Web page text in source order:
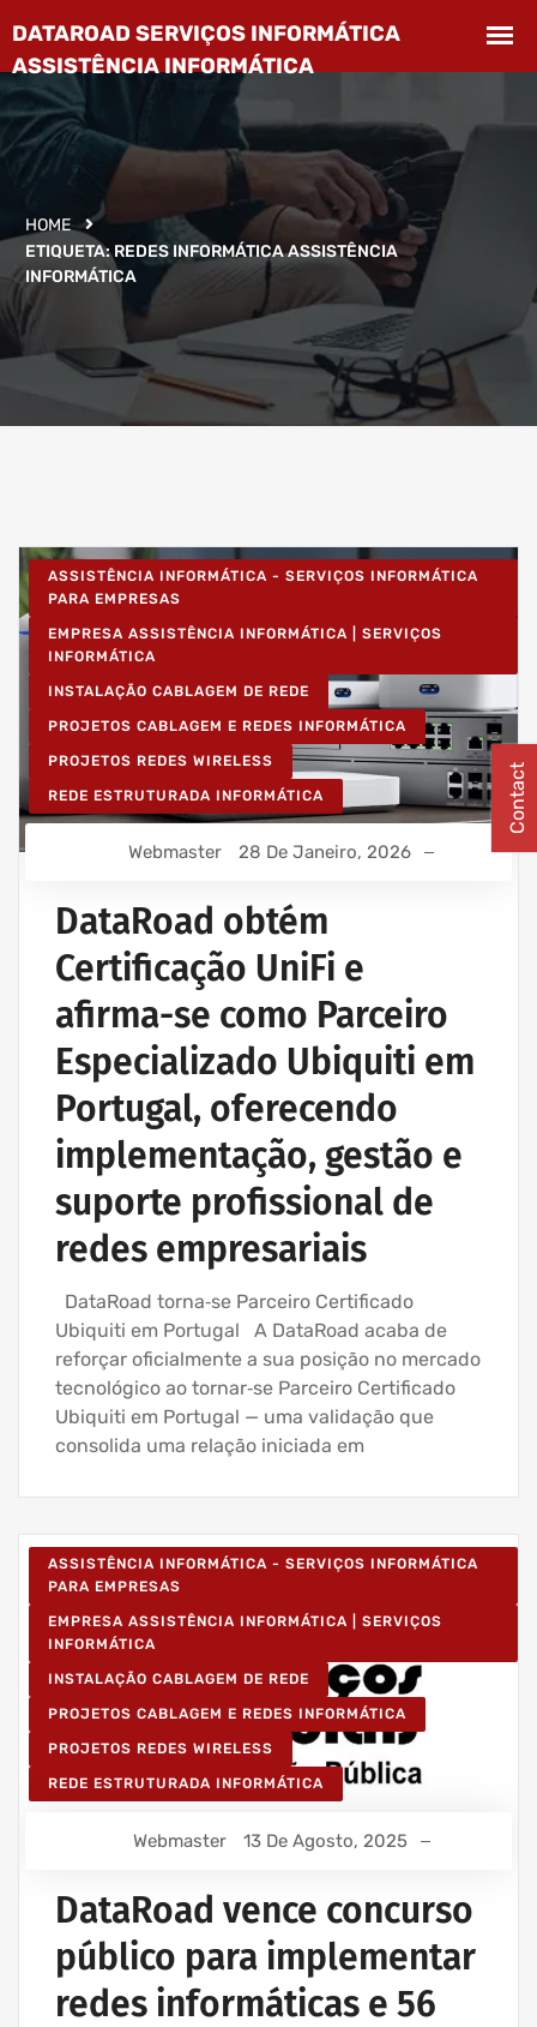
HOME
ETIQUETA:REDES INFORMÁTICA ASSISTÊNCIA
INFORMÁTICA
ASSISTÊNCIA INFORMÁTICA - SERVIÇOS INFORMÁTICA
PARA EMPRESAS
EMPRESA ASSISTÊNCIA INFORMÁTICA | SERVIÇOS
INFORMÁTICA
INSTALAÇÃO CABLAGEM DE REDE
PROJETOS CABLAGEM E REDES INFORMÁTICA
PROJETOS REDES WIRELESS
REDE ESTRUTURADA INFORMÁTICA
Webmaster 28 De Janeiro, 2026
DataRoad obtém
Certificação UniFi e
afirma-se como Parceiro
Especializado Ubiquiti em
Portugal, oferecendo
implementação, gestão e
suporte profissional de
redes empresariais
DataRoad torna‑se Parceiro Certificado
Ubiquiti em Portugal A DataRoad acaba de
reforçar oficialmente a sua posição no mercado
tecnológico ao tornar‑se Parceiro Certificado
Ubiquiti em Portugal — uma validação que
consolida uma relação iniciada em
ASSISTÊNCIA INFORMÁTICA - SERVIÇOS INFORMÁTICA
PARA EMPRESAS
EMPRESA ASSISTÊNCIA INFORMÁTICA | SERVIÇOS
INFORMÁTICA
INSTALAÇÃO CABLAGEM DE REDE
PROJETOS CABLAGEM E REDES INFORMÁTICA
PROJETOS REDES WIRELESS
REDE ESTRUTURADA INFORMÁTICA
Webmaster 13 De Agosto, 2025
DataRoad vence concurso
público para implementar
redes informáticas e 56
Contact